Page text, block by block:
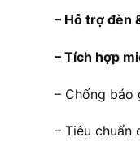
– Hỗ trợ đèn
– Tích hợp
– Chống báo
– Tiêu chuẩn